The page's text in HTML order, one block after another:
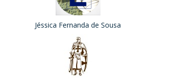
Jéssica Fernanda de Sousa